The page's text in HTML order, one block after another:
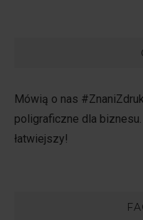
Mówią o nas
poligraficzne dla
łatwiejszy!